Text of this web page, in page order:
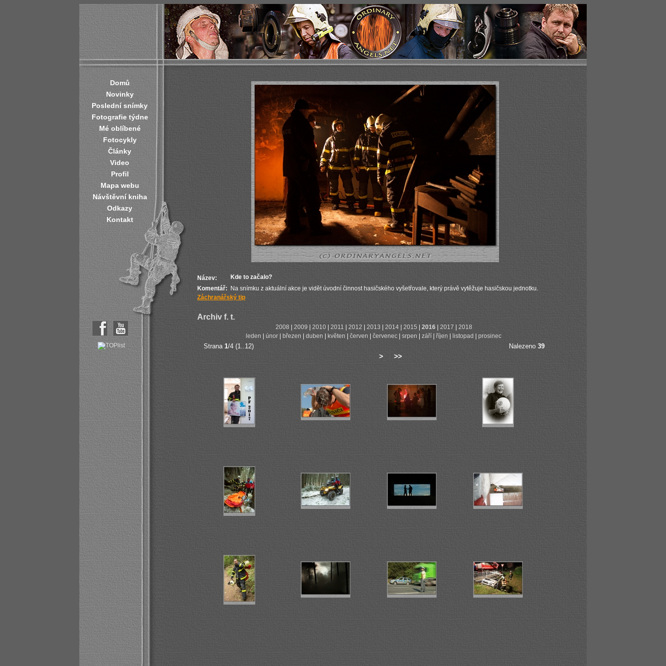
Domů
Novinky
Poslední snímky
Fotografie týdne
Mé oblíbené
Fotocykly
Články
Video
Profil
Mapa webu
Návštěvní kniha
Odkazy
Kontakt
Název:
Kde to začalo?
Komentář:
Na snímku z aktuální akce je vidět úvodní činnost hasičského vyšetřovale, který právě vytěžuje hasičskou jednotku.
Záchranářský tip
Archiv f. t.
2008 2009 2010| 2011 2012 2013 2014| 2015 2016 2017
2018
leden
únor březen duben květen červen červenec srpen září říjen listopad prosinec
Strana 1/4 (1..12) Nalezeno 39